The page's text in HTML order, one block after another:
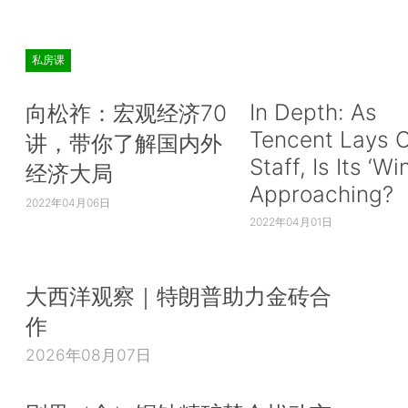
私房课
向松祚：宏观经济70
讲，带你了解国内外
经济大局
2022年04月06日
In Depth: As
Tencent Lays
Staff, Is Its
Approaching?
2022年04月01日
大西洋观察｜特朗普助力金砖合
作
2026年08月07日